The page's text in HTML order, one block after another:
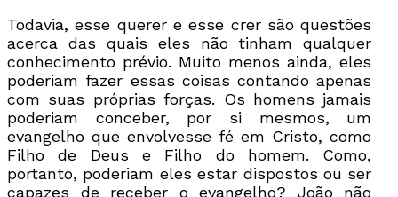
Todavia, esse querer e esse crer são questões
acerca das quais eles não tinham qualquer
conhecimento prévio. Muito menos ainda, eles
poderiam fazer essas coisas contando apenas
com suas próprias forças. Os homens jamais
poderiam conceber, por si mesmos, um
evangelho que envolvesse fé em Cristo, como
Filho de Deus e Filho do homem. Como,
portanto, poderiam eles estar dispostos ou ser
capazes de receber o evangelho? João não